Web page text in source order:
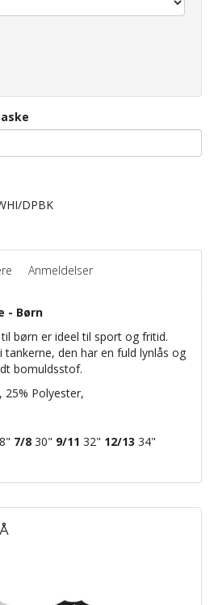
DPBK
Anmeldelser
- Børn
børn er ideel til sport og fritid.
den har en fuld lynlås og
bomuldsstof.
25% Polyester,
7/8 30" 9/11 32" 12/13 34"